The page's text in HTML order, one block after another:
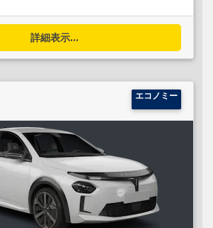
詳細表示...
エコノミー